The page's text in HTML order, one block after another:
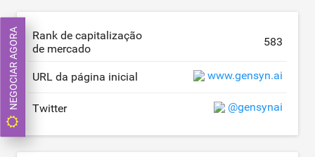
Rank de capitalização
de mercado
583
URL da página inicial www.gensyn.ai
Twitter @gensynai
NEGOCIAR AGORA